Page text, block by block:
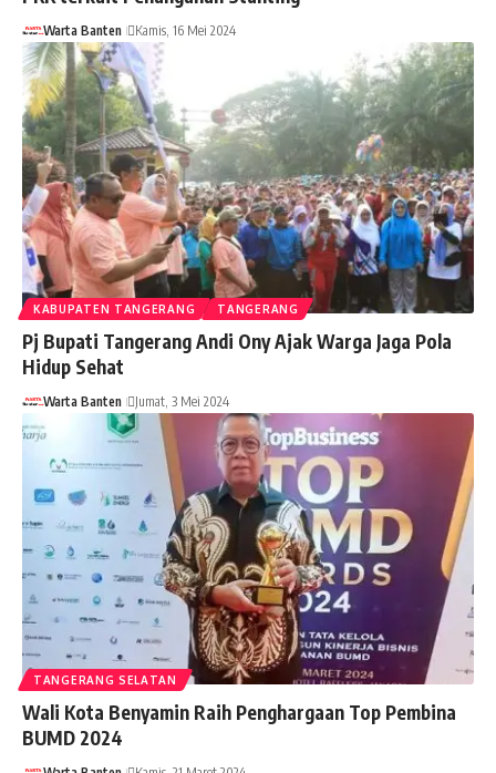
Warta Banten Kamis, 16 Mei 2024
KABUPATEN TANGERANG TANGERANG
Pj Bupati Tangerang Andi Ony Ajak Warga Jaga Pola
Hidup Sehat
Warta Banten Jumat, 3 Mei 2024
TANGERANG SELATAN
Wali Kota Benyamin Raih Penghargaan Top Pembina
BUMD 2024